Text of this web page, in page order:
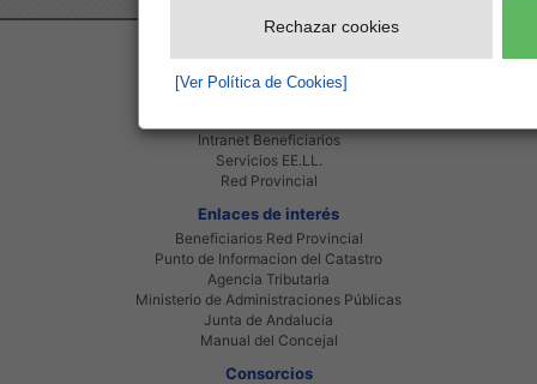
Rechazar cookies
[Ver Política de Cookies]
Red Provincial
Intranet Beneficiarios
Servicios EE.LL.
Red Provincial
Enlaces de interés
Beneficiarios Red Provincial
Punto de Informacion del Catastro
Agencia Tributaria
Ministerio de Administraciones Públicas
Junta de Andalucia
Manual del Concejal
Consorcios